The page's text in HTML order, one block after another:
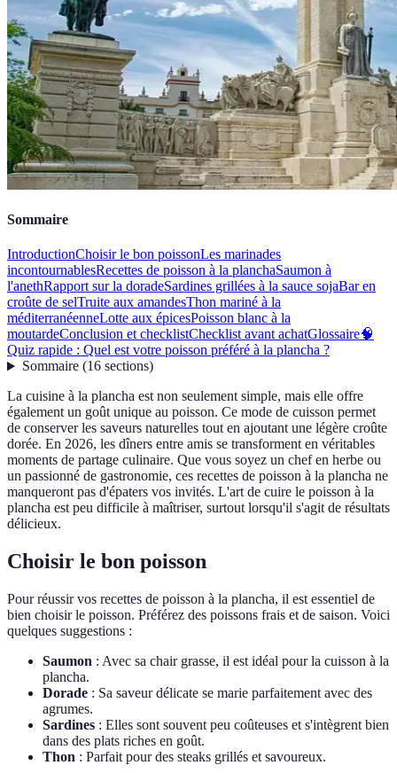
Sommaire
IntroductionChoisir le bon poissonLes marinades
incontournablesRecettes de poisson à la planchaSaumon à
l'anethRapport sur la doradeSardines grillées à la sauce sojaBar en
croûte de selTruite aux amandesThon mariné à la
méditerranéenneLotte aux épicesPoisson blanc à la
moutardeConclusion et checklistChecklist avant achatGlossaire🧠
Quiz rapide : Quel est votre poisson préféré à la plancha ?
Sommaire(16 sections)
La cuisine à la plancha est non seulement simple, mais elle offre
également un goût unique au poisson. Ce mode de cuisson permet
de conserver les saveurs naturelles tout en ajoutant une légère croûte
dorée. En 2026, les dîners entre amis se transforment en véritables
moments de partage culinaire. Que vous soyez un chef en herbe ou
un passionné de gastronomie, ces recettes de poisson à la plancha ne
manqueront pas d'épaters vos invités. L'art de cuire le poisson à la
plancha est peu difficile à maîtriser, surtout lorsqu'il s'agit de résultats
délicieux.
Choisir le bon poisson
Pour réussir vos recettes de poisson à la plancha, il est essentiel de
bien choisir le poisson. Préférez des poissons frais et de saison. Voici
quelques suggestions :
Saumon : Avec sa chair grasse, il est idéal pour la cuisson à la
plancha.
Dorade : Sa saveur délicate se marie parfaitement avec des
agrumes.
Sardines : Elles sont souvent peu coûteuses et s'intègrent bien
dans des plats riches en goût.
Thon : Parfait pour des steaks grillés et savoureux.